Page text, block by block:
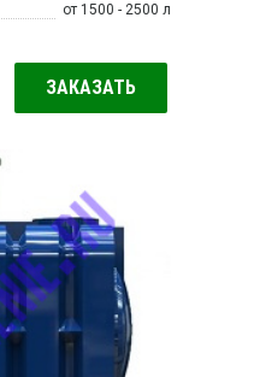
от 1500 - 2500 л
ЗАКАЗАТЬ